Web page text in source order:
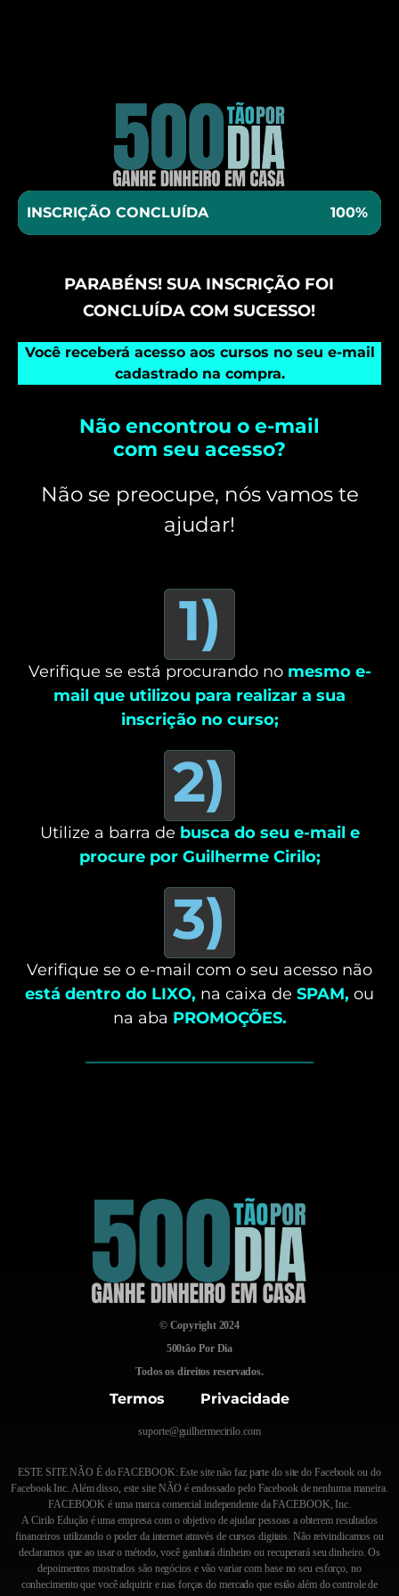
INSCRIÇÃO CONCLUÍDA 100%
PARABÉNS! SUA INSCRIÇÃO FOI
CONCLUÍDA COM SUCESSO!
Você receberá acesso aos cursos no seu e-mail
cadastrado na compra.
Não encontrou o e-mail
com seu acesso?
Não se preocupe, nós vamos te
ajudar!
1)
Verifique se está procurando no mesmo e-
mail que utilizou para realizar a sua
inscrição no curso;
2)
Utilize a barra de busca do seu e-mail e
procure por Guilherme Cirilo;
3)
Verifique se o e-mail com o seu acesso não
está dentro do LIXO, na caixa de SPAM, ou
na aba PROMOÇÕES.
© Copyright 2024
500tão Por Dia
Todos os direitos reservados.
Termos Privacidade
suporte@guilhermecirilo.com
ESTE SITE NÃO É do FACEBOOK: Este site não faz parte do site do Facebook ou do
Facebook Inc. Além disso, este site NÃO é endossado pelo Facebook de nenhuma maneira.
FACEBOOK é uma marca comercial independente da FACEBOOK, Inc.
A Cirilo Edução é uma empresa com o objetivo de ajudar pessoas a obterem resultados
financeiros utilizando o poder da internet através de cursos digitais. Não reivindicamos ou
declaramos que ao usar o método, você ganhará dinheiro ou recuperará seu dinheiro. Os
depoimentos mostrados são negócios e vão variar com base no seu esforço, no
conhecimento que você adquirir e nas forças do mercado que estão além do controle de